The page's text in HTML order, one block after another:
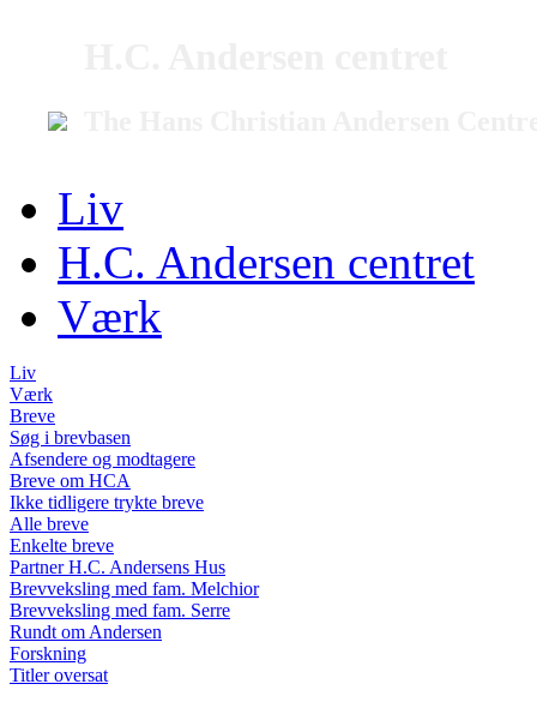
Liv
H.C. Andersen centret
Værk
Liv
Værk
Breve
Søg i brevbasen
Afsendere og modtagere
Breve om HCA
Ikke tidligere trykte breve
Alle breve
Enkelte breve
Partner H.C. Andersens Hus
Brevveksling med fam. Melchior
Brevveksling med fam. Serre
Rundt om Andersen
Forskning
Titler oversat